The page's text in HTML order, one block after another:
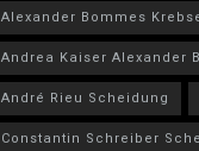
Alexander Bommes
Andrea Kaiser Alexander
André Rieu Scheidung
Constantin Schreiber